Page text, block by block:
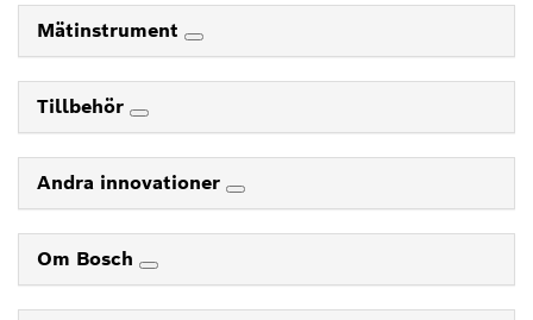
Mätinstrument
Tillbehör
Andra innovationer
Om Bosch